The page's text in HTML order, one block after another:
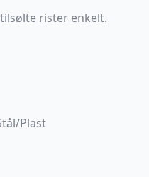
rister enkelt.
Plast